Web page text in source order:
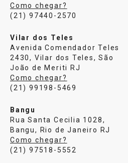
Como chegar?
(21) 97440-2570
Vilar dos Teles
Avenida Comendador Teles
2430, Vilar dos Teles, São
João de Meriti RJ
Como chegar?
(21) 99198-5469
Bangu
Rua Santa Cecilia 1028,
Bangu, Rio de Janeiro RJ
Como chegar?
(21) 97518-5552